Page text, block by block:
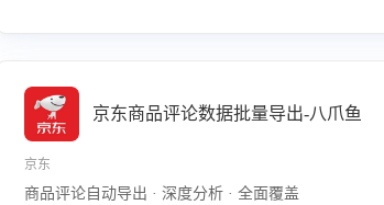
京东商品评论数据批量导出-八爪鱼
京东
商品评论自动导出 · 深度分析 · 全面覆盖